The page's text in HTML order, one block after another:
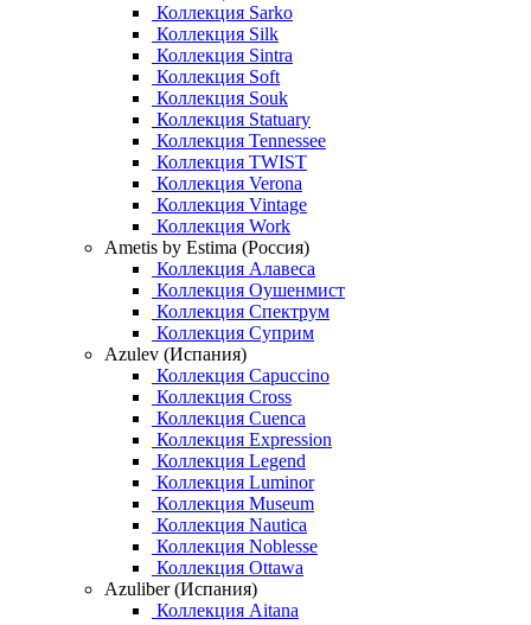
Коллекция Sarko
Коллекция Silk
Коллекция Sintra
Коллекция Soft
Коллекция Souk
Коллекция Statuary
Коллекция Tennessee
Коллекция TWIST
Коллекция Verona
Коллекция Vintage
Коллекция Work
Ametis by Estima (Россия)
Коллекция Алавеса
Коллекция Оушенмист
Коллекция Спектрум
Коллекция Суприм
Azulev (Испания)
Коллекция Capuccino
Коллекция Cross
Коллекция Cuenca
Коллекция Expression
Коллекция Legend
Коллекция Luminor
Коллекция Museum
Коллекция Nautica
Коллекция Noblesse
Коллекция Ottawa
Azuliber (Испания)
Коллекция Aitana